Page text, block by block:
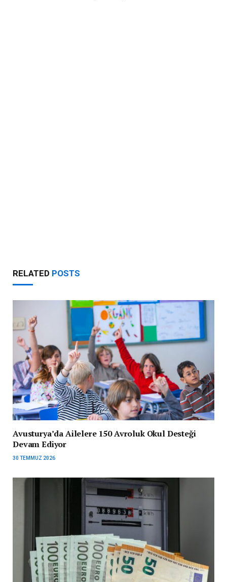
RELATED POSTS
Avusturya’da Ailelere 150 Avroluk Okul Desteği
Devam Ediyor
30 TEMMUZ 2026